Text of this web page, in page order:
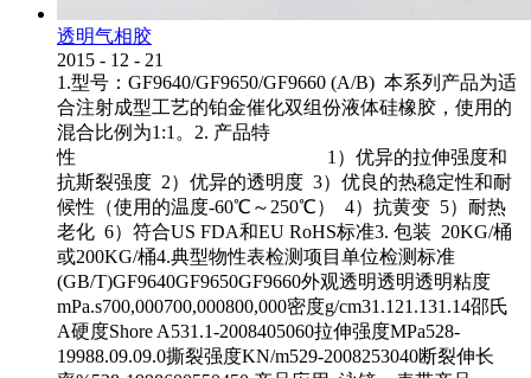
透明气相胶
2015 - 12 - 21
1.型号：GF9640/GF9650/GF9660 (A/B) 本系列产品为适
合注射成型工艺的铂金催化双组份液体硅橡胶，使用的
混合比例为1:1。2. 产品特
性 1）优异的拉伸强度和
抗斯裂强度 2）优异的透明度 3）优良的热稳定性和耐
候性（使用的温度-60℃～250℃） 4）抗黄变 5）耐热
老化 6）符合US FDA和EU RoHS标准3. 包装 20KG/桶
或200KG/桶4.典型物性表检测项目单位检测标准
(GB/T)GF9640GF9650GF9660外观透明透明透明粘度
mPa.s700,000700,000800,000密度g/cm31.121.131.14邵氏
A硬度Shore A531.1-2008405060拉伸强度MPa528-
19988.09.09.0撕裂强度KN/m529-2008253040断裂伸长